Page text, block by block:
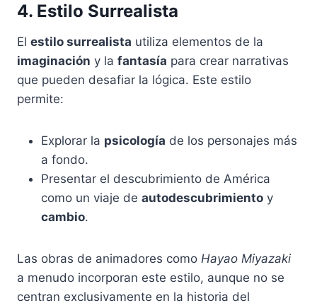
4. Estilo Surrealista
El estilo surrealista utiliza elementos de la
imaginación y la fantasía para crear narrativas
que pueden desafiar la lógica. Este estilo
permite:
Explorar la psicología de los personajes más
a fondo.
Presentar el descubrimiento de América
como un viaje de autodescubrimiento y
cambio.
Las obras de animadores como Hayao Miyazaki
a menudo incorporan este estilo, aunque no se
centran exclusivamente en la historia del